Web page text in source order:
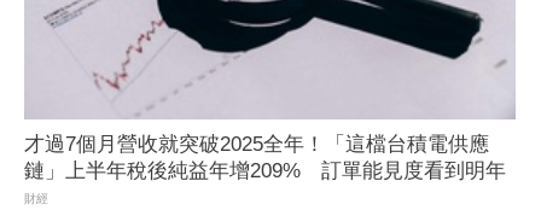
才過7個月營收就突破2025全年！「這檔台積電供應
鏈」上半年稅後純益年增209% 訂單能見度看到明年
財經